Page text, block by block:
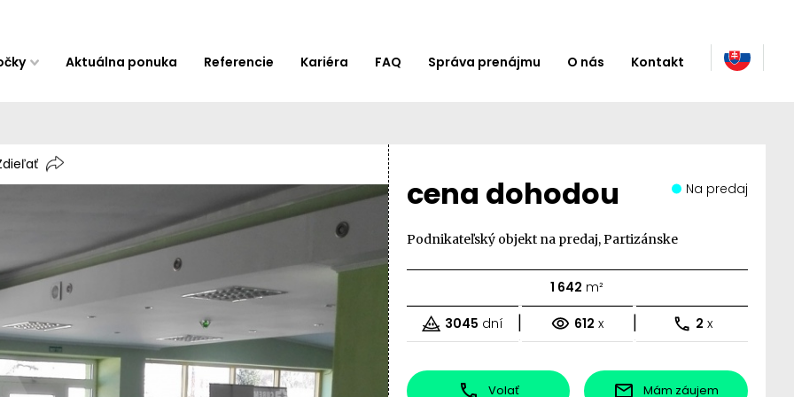
Aktuálna ponuka Referencie Kariéra FAQ Správa prenájmu O nás Kontakt
cena dohodou Na predaj
Podnikateľský objekt na predaj, Partizánske
1 642 m²
3045 dní | 612 x | 2 x
Volať Mám záujem